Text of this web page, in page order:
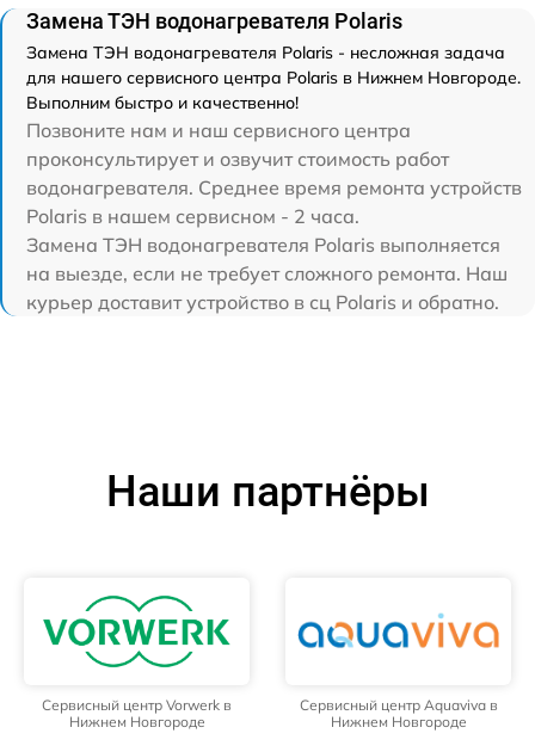
Замена ТЭН водонагревателя Polaris
Замена ТЭН водонагревателя Polaris - несложная задача
для нашего сервисного центра Polaris в Нижнем Новгороде.
Выполним быстро и качественно!
Позвоните нам и наш сервисного центра
проконсультирует и озвучит стоимость работ
водонагревателя. Среднее время ремонта устройств
Polaris в нашем сервисном - 2 часа.
Замена ТЭН водонагревателя Polaris выполняется
на выезде, если не требует сложного ремонта. Наш
курьер доставит устройство в сц Polaris и обратно.
Наши партнёры
Сервисный центр Vorwerk в
Нижнем Новгороде
Сервисный центр Aquaviva в
Нижнем Новгороде